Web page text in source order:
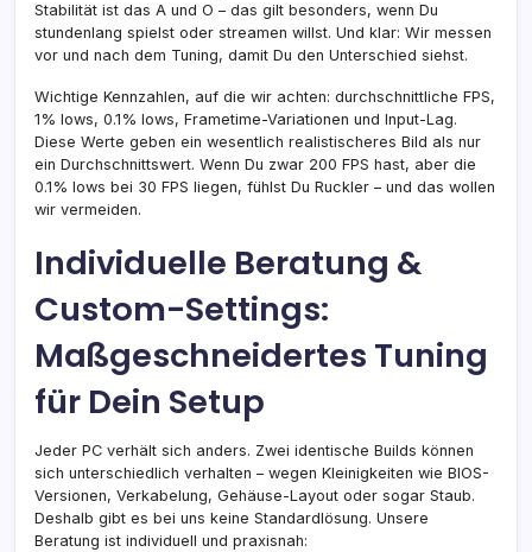
Stabilität ist das A und O – das gilt besonders, wenn Du
stundenlang spielst oder streamen willst. Und klar: Wir messen
vor und nach dem Tuning, damit Du den Unterschied siehst.
Wichtige Kennzahlen, auf die wir achten: durchschnittliche FPS,
1% lows, 0.1% lows, Frametime-Variationen und Input-Lag.
Diese Werte geben ein wesentlich realistischeres Bild als nur
ein Durchschnittswert. Wenn Du zwar 200 FPS hast, aber die
0.1% lows bei 30 FPS liegen, fühlst Du Ruckler – und das wollen
wir vermeiden.
Individuelle Beratung &
Custom-Settings:
Maßgeschneidertes Tuning
für Dein Setup
Jeder PC verhält sich anders. Zwei identische Builds können
sich unterschiedlich verhalten – wegen Kleinigkeiten wie BIOS-
Versionen, Verkabelung, Gehäuse-Layout oder sogar Staub.
Deshalb gibt es bei uns keine Standardlösung. Unsere
Beratung ist individuell und praxisnah: